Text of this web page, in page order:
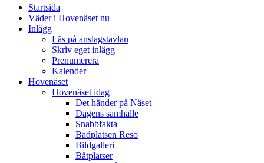
Startsida
Väder i Hovenäset nu
Inlägg
Läs på anslagstavlan
Skriv eget inlägg
Prenumerera
Kalender
Hovenäset
Hovenäset idag
Det händer på Näset
Dagens samhälle
Snabbfakta
Badplatsen Reso
Bildgalleri
Båtplatser